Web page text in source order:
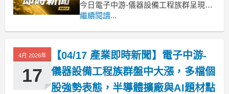
今日電子中游-儀器設備工程族群呈現多
空分歧格局，整體類股指數雖因權值股
走強。盟立、蔚華科、帆宣、美達科
技、建暐等多檔個股攻上漲停或大漲，
主要受惠於市場對半導體先進
繼續閱讀...
4月 2026年
17
【04/17 產業即時新聞】電子中游-
儀器設備工程族群盤中大漲，多檔個
股強勢表態，半導體擴廠與AI題材點